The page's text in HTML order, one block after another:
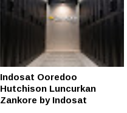
Indosat Ooredoo
Hutchison Luncurkan
Zankore by Indosat